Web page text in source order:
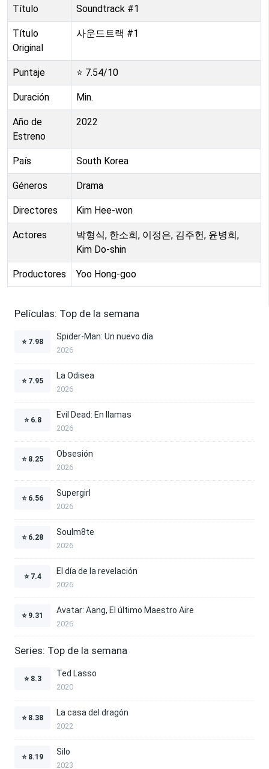
Título Soundtrack #1
Título
Original
사운드트랙 #1
Puntaje ⭐ 7.54/10
Duración Min.
Año de
Estreno
2022
País South Korea
Géneros Drama
Directores Kim Hee-won
Actores
박형식, 한소희, 이정은, 김주헌, 윤병희,
Kim Do-shin
Productores Yoo Hong-goo
Películas: Top de la semana
⭐ 7.98
Spider-Man: Un nuevo día
2026
⭐ 7.95
La Odisea
2026
⭐ 6.8
Evil Dead: En llamas
2026
⭐ 8.25
Obsesión
2026
⭐ 6.56
Supergirl
2026
⭐ 6.28
Soulm8te
2026
⭐ 7.4
El día de la revelación
2026
⭐ 9.31
Avatar: Aang, El último Maestro Aire
2026
Series: Top de la semana
⭐ 8.3
Ted Lasso
2020
⭐ 8.38
La casa del dragón
2022
⭐ 8.19
Silo
2023